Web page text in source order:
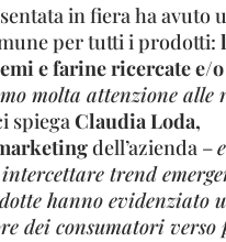
in fiera ha avuto
per tutti i prodotti:
e farine ricercate e/
molta attenzione alle
spiegaClaudia Loda,
dell’azienda –e
trend
hanno evidenziato
dei consumatori